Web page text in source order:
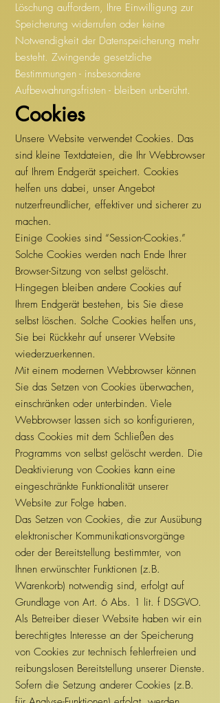
Löschung auffordern, Ihre Einwilligung zur
Speicherung widerrufen oder keine
Notwendigkeit der Datenspeicherung mehr
besteht. Zwingende gesetzliche
Bestimmungen - insbesondere
Aufbewahrungsfristen - bleiben unberührt.
Cookies
Unsere Website verwendet Cookies. Das
sind kleine Textdateien, die Ihr Webbrowser
auf Ihrem Endgerät speichert. Cookies
helfen uns dabei, unser Angebot
nutzerfreundlicher, effektiver und sicherer zu
machen.
Einige Cookies sind “Session-Cookies.”
Solche Cookies werden nach Ende Ihrer
Browser-Sitzung von selbst gelöscht.
Hingegen bleiben andere Cookies auf
Ihrem Endgerät bestehen, bis Sie diese
selbst löschen. Solche Cookies helfen uns,
Sie bei Rückkehr auf unserer Website
wiederzuerkennen.
Mit einem modernen Webbrowser können
Sie das Setzen von Cookies überwachen,
einschränken oder unterbinden. Viele
Webbrowser lassen sich so konfigurieren,
dass Cookies mit dem Schließen des
Programms von selbst gelöscht werden. Die
Deaktivierung von Cookies kann eine
eingeschränkte Funktionalität unserer
Website zur Folge haben.
Das Setzen von Cookies, die zur Ausübung
elektronischer Kommunikationsvorgänge
oder der Bereitstellung bestimmter, von
Ihnen erwünschter Funktionen (z.B.
Warenkorb) notwendig sind, erfolgt auf
Grundlage von Art. 6 Abs. 1 lit. f DSGVO.
Als Betreiber dieser Website haben wir ein
berechtigtes Interesse an der Speicherung
von Cookies zur technisch fehlerfreien und
reibungslosen Bereitstellung unserer Dienste.
Sofern die Setzung anderer Cookies (z.B.